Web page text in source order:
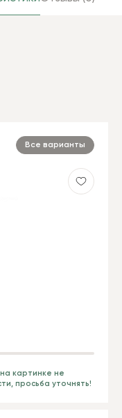
картинке не
просьба уточнять!
Все варианты